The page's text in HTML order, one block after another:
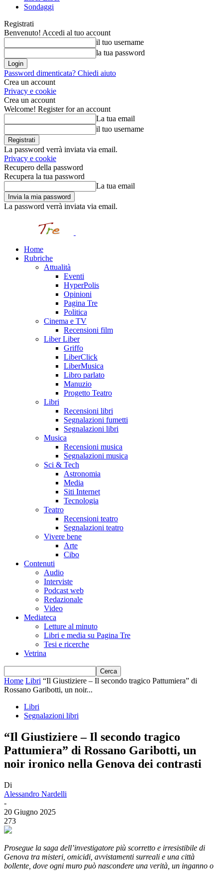
Sondaggi
Registrati
Benvenuto! Accedi al tuo account
il tuo username
la tua password
Password dimenticata? Chiedi aiuto
Crea un account
Privacy e cookie
Crea un account
Welcome! Register for an account
La tua email
il tuo username
La password verrà inviata via email.
Privacy e cookie
Recupero della password
Recupera la tua password
La tua email
La password verrà inviata via email.
Home
Rubriche
Attualità
Eventi
HyperPolis
Opinioni
Pagina Tre
Politica
Cinema e TV
Recensioni film
Liber Liber
Griffo
LiberClick
LiberMusica
Libro parlato
Manuzio
Progetto Teatro
Libri
Recensioni libri
Segnalazioni fumetti
Segnalazioni libri
Musica
Recensioni musica
Segnalazioni musica
Sci & Tech
Astronomia
Media
Siti Internet
Tecnologia
Teatro
Recensioni teatro
Segnalazioni teatro
Vivere bene
Arte
Cibo
Contenuti
Audio
Interviste
Podcast web
Redazionale
Video
Mediateca
Letture al minuto
Libri e media su Pagina Tre
Tesi e ricerche
Vetrina
Home Libri “Il Giustiziere – Il secondo tragico Pattumiera” di
Rossano Garibotti, un noir...
Libri
Segnalazioni libri
“Il Giustiziere – Il secondo tragico
Pattumiera” di Rossano Garibotti, un
noir ironico nella Genova dei contrasti
Di
Alessandro Nardelli
-
20 Giugno 2025
273
Prosegue la saga dell’investigatore più scorretto e irresistibile di
Genova tra misteri, omicidi, avvistamenti surreali e una città
bollente, dove ogni muro può nascondere una verità, un inganno o